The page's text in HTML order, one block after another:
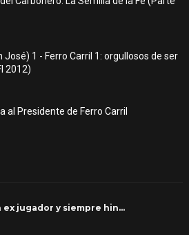
José) 1 - Ferro Carril 1: orgullosos de ser
2012)
al Presidente de Ferro Carril
ex jugador y siempre hin…